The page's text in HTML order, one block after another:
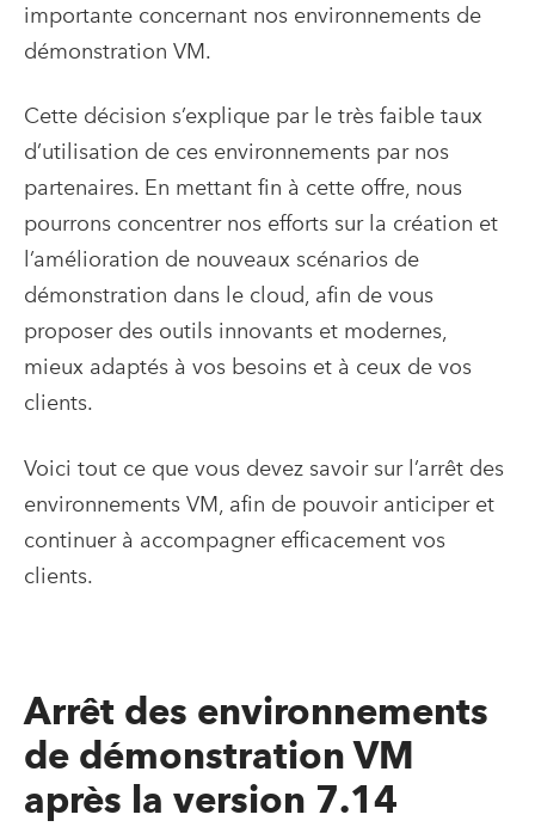
importante concernant nos environnements de
démonstration VM.
Cette décision s’explique par le très faible taux
d’utilisation de ces environnements par nos
partenaires. En mettant fin à cette offre, nous
pourrons concentrer nos efforts sur la création et
l’amélioration de nouveaux scénarios de
démonstration dans le cloud, afin de vous
proposer des outils innovants et modernes,
mieux adaptés à vos besoins et à ceux de vos
clients.
Voici tout ce que vous devez savoir sur l’arrêt des
environnements VM, afin de pouvoir anticiper et
continuer à accompagner efficacement vos
clients.
Arrêt des environnements
de démonstration VM
après la version 7.14